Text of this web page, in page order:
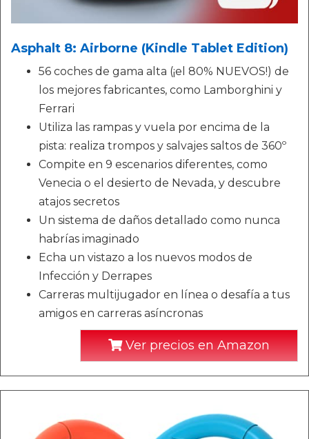
Asphalt 8: Airborne (Kindle Tablet Edition)
56 coches de gama alta (¡el 80% NUEVOS!) de
los mejores fabricantes, como Lamborghini y
Ferrari
Utiliza las rampas y vuela por encima de la
pista: realiza trompos y salvajes saltos de 360º
Compite en 9 escenarios diferentes, como
Venecia o el desierto de Nevada, y descubre
atajos secretos
Un sistema de daños detallado como nunca
habrías imaginado
Echa un vistazo a los nuevos modos de
Infección y Derrapes
Carreras multijugador en línea o desafía a tus
amigos en carreras asíncronas
Ver precios en Amazon